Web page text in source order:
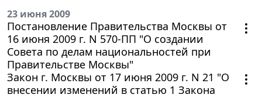
23 июня 2009
Постановление Правительства Москвы от
16 июня 2009 г. N 570-ПП "О создании
Совета по делам национальностей при
Правительстве Москвы"
Закон г. Москвы от 17 июня 2009 г. N 21 "О
внесении изменений в статью 1 Закона